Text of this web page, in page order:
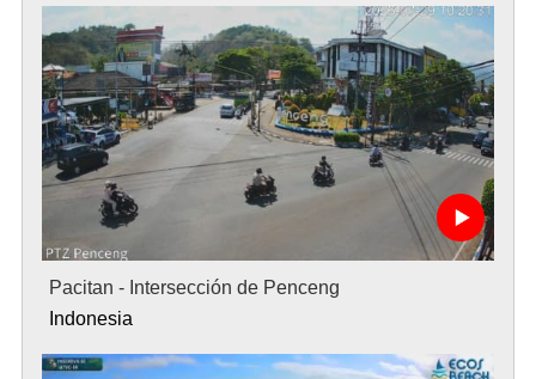
Pacitan - Intersección de Penceng
Indonesia